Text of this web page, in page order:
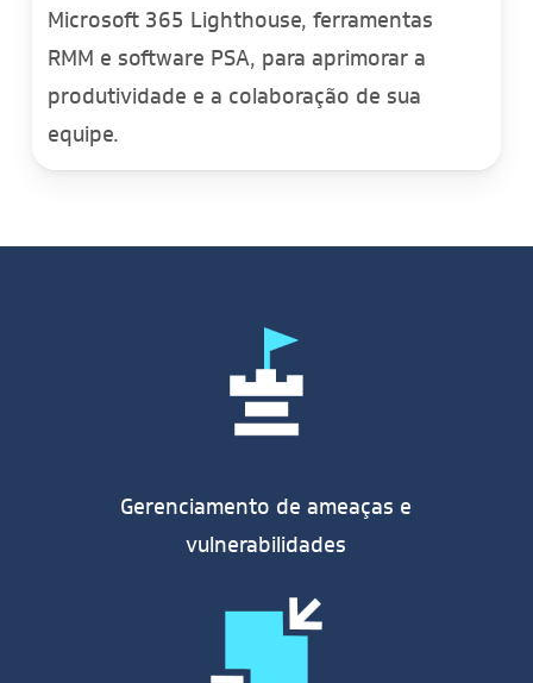
Microsoft 365 Lighthouse, ferramentas
RMM e software PSA, para aprimorar a
produtividade e a colaboração de sua
equipe.
Gerenciamento de ameaças e
vulnerabilidades